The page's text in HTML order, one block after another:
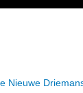
Nieuwe